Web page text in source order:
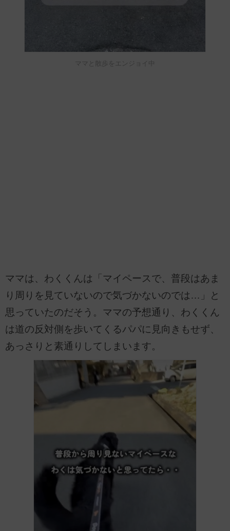
ママと散歩をエンジョイ中
ママは、わくくんは「マイペースで、普段はあま
り周りを見ていないので気づかないのでは…」と
思っていたのだそう。ママの予想通り、わくくん
は道の反対側を歩いてくるパパに見向きもせず、
あっさりと素通りしてしまいます。